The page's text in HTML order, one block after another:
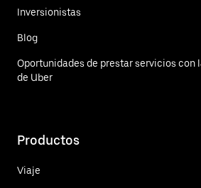
Inversionistas
Blog
Oportunidades de prestar servicios con
de Uber
Productos
Viaje